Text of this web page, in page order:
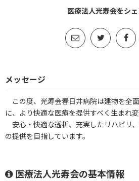
医療法人光寿会をシ
メッセージ
この度、光寿会春日井病院は建物を全
に、より快適な医療を提供すべく生まれ変
安心・快適な透析、充実したリハビリ
の提供を目指しています。
医療法人光寿会の基本情報